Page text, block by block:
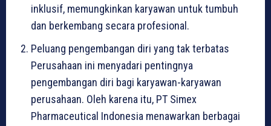
inklusif, memungkinkan karyawan untuk tumbuh
dan berkembang secara profesional.
Peluang pengembangan diri yang tak terbatas
Perusahaan ini menyadari pentingnya
pengembangan diri bagi karyawan-karyawan
perusahaan. Oleh karena itu, PT Simex
Pharmaceutical Indonesia menawarkan berbagai